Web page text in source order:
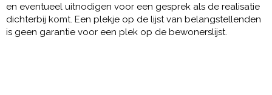
en eventueel uitnodigen voor een gesprek als de realisatie
dichterbij komt. Een plekje op de lijst van belangstellenden
is geen garantie voor een plek op de bewonerslijst.